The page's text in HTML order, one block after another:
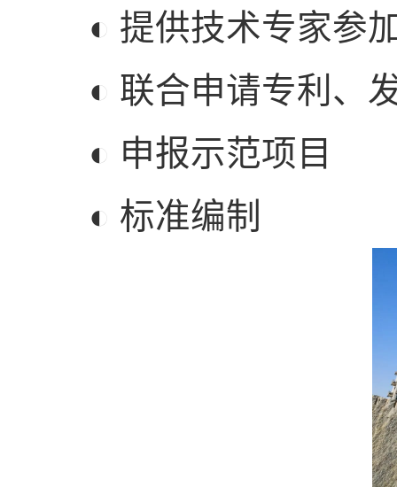
◐ 提供技术专家参
◐ 联合申请专利、发
◐ 申报示范项目
◐ 标准编制